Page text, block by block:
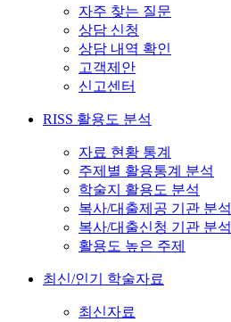
자주 찾는 질문
상담 신청
상담 내역 확인
고객제안
신고센터
RISS 활용도 분석
자료 현황 통계
주제별 활용통계 분석
학술지 활용도 분석
복사/대출제공 기관 분석
복사/대출신청 기관 분석
활용도 높은 주제
최신/인기 학술자료
최신자료